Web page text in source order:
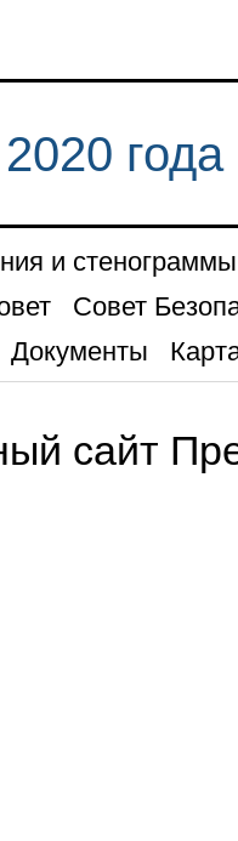
года
и стенограммы
Совет
Документы
сайт